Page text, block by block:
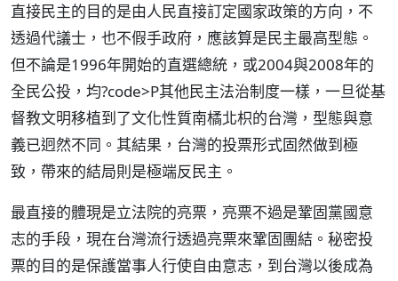
直接民主的目的是由人民直接訂定國家政策的方向，不
透過代議士，也不假手政府，應該算是民主最高型態。
但不論是1996年開始的直選總統，或2004與2008年的
全民公投，均?code>P其他民主法治制度一樣，一旦從基
督教文明移植到了文化性質南橘北枳的台灣，型態與意
義已迥然不同。其結果，台灣的投票形式固然做到極
致，帶來的結局則是極端反民主。
最直接的體現是立法院的亮票，亮票不過是鞏固黨國意
志的手段，現在台灣流行透過亮票來鞏固團結。秘密投
票的目的是保護當事人行使自由意志，到台灣以後成為